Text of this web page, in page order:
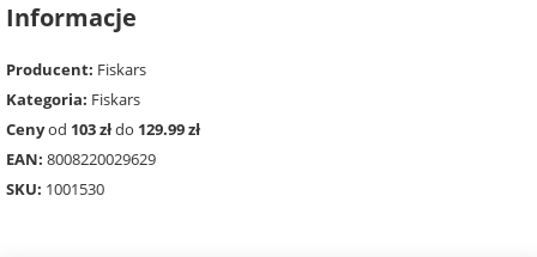
Informacje
Producent: Fiskars
Kategoria: Fiskars
Cenyod 103 złdo 129.99 zł
EAN: 8008220029629
SKU: 1001530